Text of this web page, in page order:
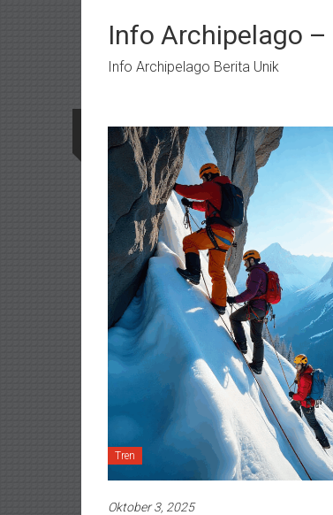
kontenInfo Archipelago
Info Archipelago Berita Unik
Tren
Oktober 3, 2025